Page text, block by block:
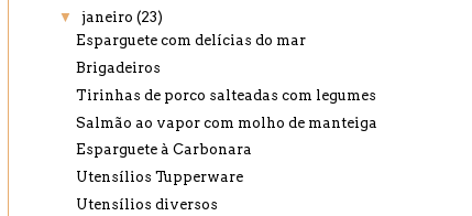
▼ janeiro (23)
Esparguete com delícias do mar
Brigadeiros
Tirinhas de porco salteadas com legumes
Salmão ao vapor com molho de manteiga
Esparguete à Carbonara
Utensílios Tupperware
Utensílios diversos